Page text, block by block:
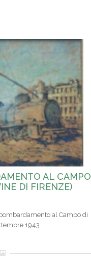
AL CAMPO
DI FIRENZE)
al Campo di
1943 ...